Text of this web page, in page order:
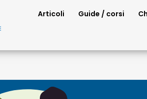
Articoli Guide / corsi